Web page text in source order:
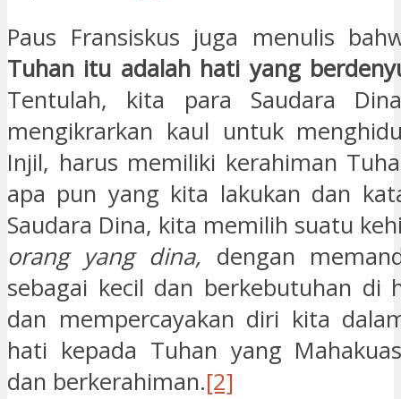
Paus Fransiskus juga menulis
Tuhan itu adalah hati yang
Tentulah, kita para Saudara
mengikrarkan kaul untuk
Injil, harus memiliki kerahiman
apa pun yang kita lakukan dan
Saudara Dina, kita memilih suatu
orang yang dina, dengan
sebagai kecil dan berkebutuhan di
dan mempercayakan diri kita
hati kepada Tuhan yang
dan berkerahiman.[2]